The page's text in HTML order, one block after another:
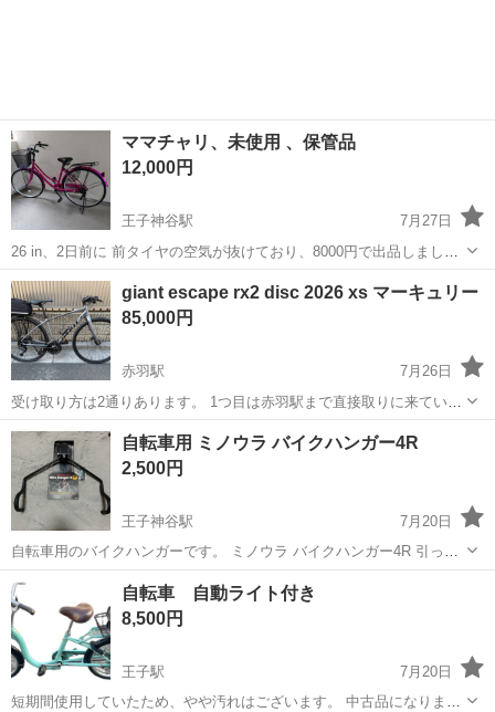
ママチャリ、未使用 、保管品
12,000円
王子神谷駅
7月27日
26 in、2日前に 前タイヤの空気が抜けており、8000円で出品しました
が、空気を入れたら固くなりましたので、価格を12000円に変更させて
ください。 ◯◯まで、できるだけ早くとりにきてくれる方を優先させ
ていただきます。 ...
東京 北区
giant escape rx2 disc 2026 xs マーキュリー
85,000円
赤羽駅
7月26日
受け取り方は2通りあります。 1つ目は赤羽駅まで直接取りに来ていた
だきます。 基本的にお渡しの場合は土日祝日を予定しています。 土日
祝日が難しい場合は平日は19時以降になると思います。 2つ目は赤羽
駅から片道約1時間であ...
東京 北区 赤羽駅 クロスバイク マーキュリー
自転車用 ミノウラ バイクハンガー4R
2,500円
王子神谷駅
7月20日
自転車用のバイクハンガーです。 ミノウラ バイクハンガー4R 引っ越
すので7/26までの出品です。 お渡し場所:王子神谷駅前にあるジャパン
ミート前まで
東京 王子神谷駅 その他
自転車 自動ライト付き
8,500円
王子駅
7月20日
短期間使用していたため、やや汚れはございます。 中古品になります